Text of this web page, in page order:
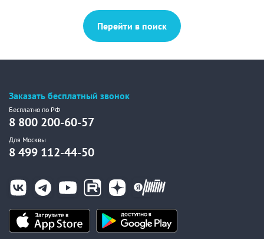
Перейти в поиск
Заказать бесплатный звонок
Бесплатно по РФ
8 800 200-60-57
Для Москвы
8 499 112-44-50